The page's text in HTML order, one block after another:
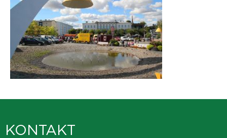
KONTAKT